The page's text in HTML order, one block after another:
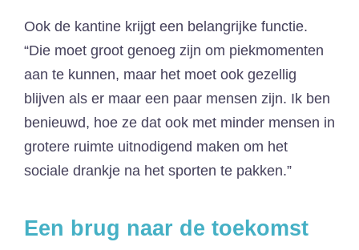
Ook de kantine krijgt een belangrijke functie.
“Die moet groot genoeg zijn om piekmomenten
aan te kunnen, maar het moet ook gezellig
blijven als er maar een paar mensen zijn. Ik ben
benieuwd, hoe ze dat ook met minder mensen in
grotere ruimte uitnodigend maken om het
sociale drankje na het sporten te pakken.”
Een brug naar de toekomst